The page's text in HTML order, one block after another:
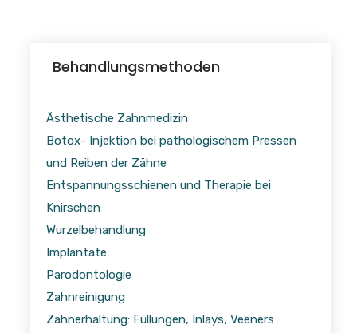
Behandlungsmethoden
Ästhetische Zahnmedizin
Botox- Injektion bei pathologischem Pressen
und Reiben der Zähne
Entspannungsschienen und Therapie bei
Knirschen
Wurzelbehandlung
Implantate
Parodontologie
Zahnreinigung
Zahnerhaltung: Füllungen, Inlays, Veeners